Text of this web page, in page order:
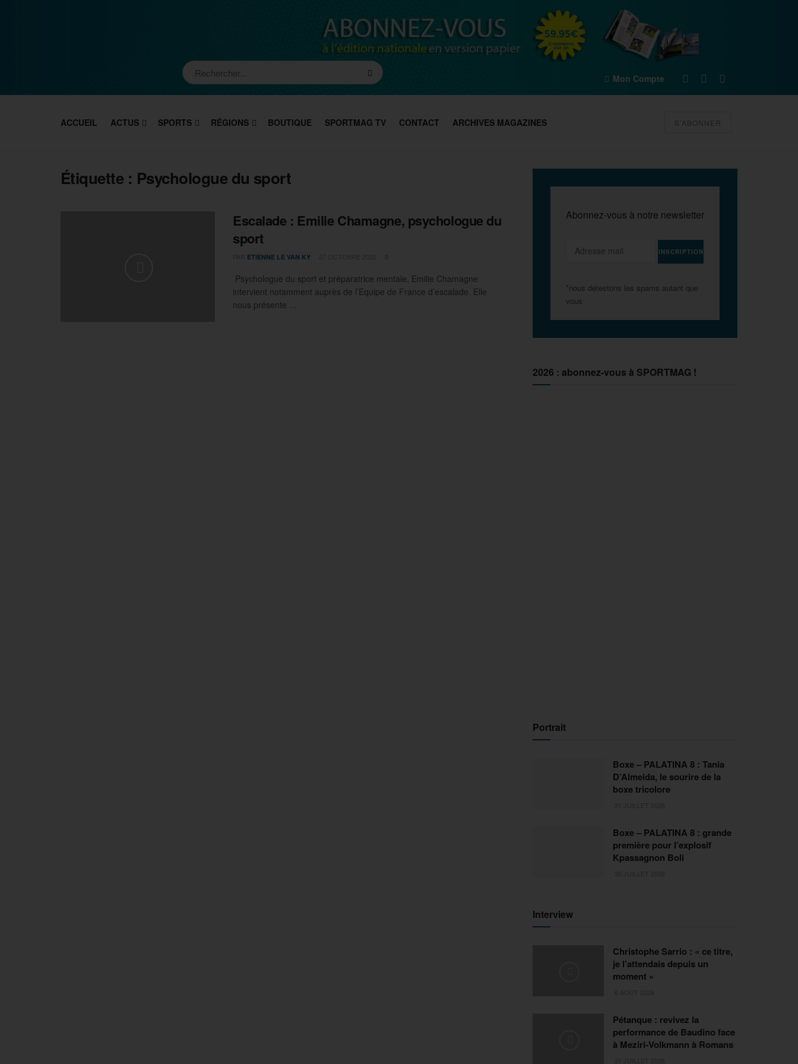
Mon Compte
ACCUEIL ACTUS SPORTS RÉGIONS BOUTIQUE SPORTMAG TV CONTACT ARCHIVES MAGAZINES S'ABONNER
Étiquette : Psychologue du sport
Escalade : Emilie Chamagne, psychologue du
sport
ETIENNE LE VAN KY
Psychologue du sport et préparatrice mentale, Emilie Chamagne
intervient notamment auprès de l’Equipe de France d’escalade. Elle
nous présente ...
Abonnez-vous à notre newsletter
*nous détestons les spams autant que
vous
2026 : abonnez-vous à SPORTMAG !
Portrait
Boxe – PALATINA 8 : Tania
D’Almeida, le sourire de la
boxe tricolore
Boxe – PALATINA 8 : grande
première pour l’explosif
Kpassagnon Boli
Interview
Christophe Sarrio : « ce titre,
je l’attendais depuis un
moment »
Pétanque : revivez la
performance de Baudino face
à Meziri-Volkmann à Romans